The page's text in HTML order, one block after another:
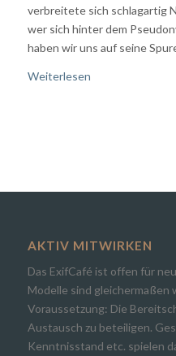
verbreitete sich schlagartig
wer sich hinter dem
haben wir uns auf seine
Weiterlesen
AKTIV MITWIRKEN
Das ExifCafé ist offen für
Modelle sind gleichermaßen
Voraussetzung: Die
Austausch zu beteiligen.
Kenntnisstand etc. spielen